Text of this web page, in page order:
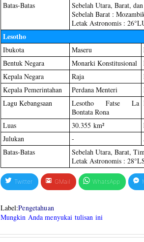
Batas-Batas
Sebelah Utara, Barat,
Sebelah Barat :
Letak Astronomis :
Lesotho
Ibukota Maseru
Bentuk Negara
Monarki Konstitusional
Kepala Negara
Raja
Kepala Pemerintahan
Perdana Menteri
Lagu Kebangsaan
Lesotho Fatse La
Bontata Rona
Luas 30.355 km²
Julukan
-
Batas-Batas
Sebelah Utara, Barat,
Letak Astronomis :
Twitter GMail WhatsApp
Label:Pengetahuan
Mungkin Anda menyukai tulisan ini